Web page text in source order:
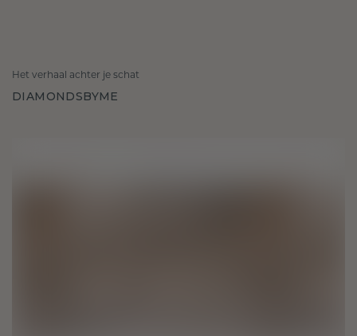
Het verhaal achter je schat
DIAMONDSBYME